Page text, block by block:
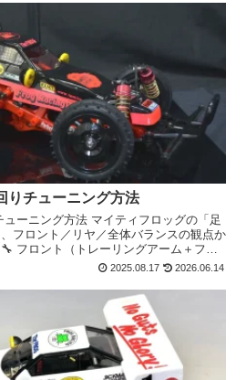
りチューニング方法
ーニング方法 マイティフロッグの「足
フロント／リヤ／全体バランスの観点か
フロント（トレーリングアーム＋フリ
プリング──o ← 左右...2025.08.17 2026.06.14